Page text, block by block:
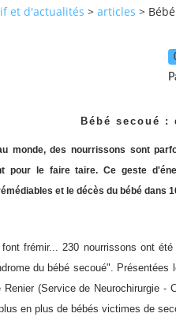
et d'actualités > articles >
Bébé secoué :
monde, des nourrissons sont
pour le faire taire. Ce geste
et le décès du bébé dans
frémir... 230 nourrissons ont
du bébé secoué".
Renier (Service de Neurochirurgie
en plus de bébés victimes de